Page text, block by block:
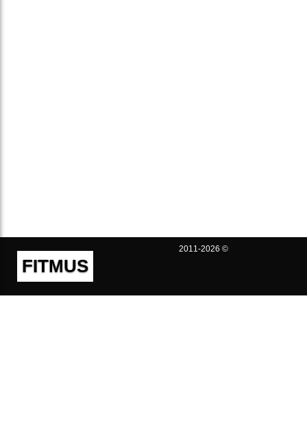
FITMUS
2011-2026 ©